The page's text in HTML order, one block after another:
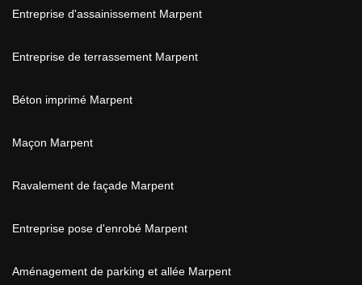
Entreprise d'assainissement Marpent
Entreprise de terrassement Marpent
Béton imprimé Marpent
Maçon Marpent
Ravalement de façade Marpent
Entreprise pose d'enrobé Marpent
Aménagement de parking et allée Marpent